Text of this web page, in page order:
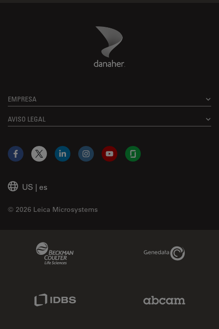
Danaher Logo
EMPRESA
AVISO LEGAL
US | es
© 2026 Leica Microsystems
Facebook
X LinkedInInstagramYouTubeGlassdoor
Genedata Link